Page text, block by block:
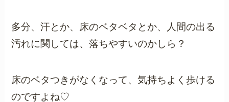
多分、汗とか、床のベタベタとか、人間の出る
汚れに関しては、落ちやすいのかしら？
床のベタつきがなくなって、気持ちよく歩ける
のですよね♡